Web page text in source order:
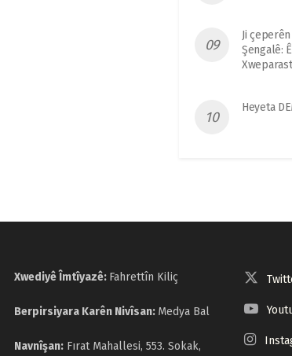
Ji
Şengalê:
Heyeta
Xwediyê Îmtîyazê: Fahrettîn Kiliç
Berpirsiyara Karên Nivîsan: Medya Bal
Navnîşan: Fırat Mahallesi, 553. Sokak,